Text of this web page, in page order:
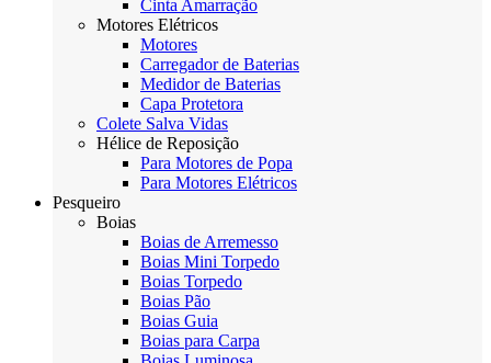
Cinta Amarração
Motores Elétricos
Motores
Carregador de Baterias
Medidor de Baterias
Capa Protetora
Colete Salva Vidas
Hélice de Reposição
Para Motores de Popa
Para Motores Elétricos
Pesqueiro
Boias
Boias de Arremesso
Boias Mini Torpedo
Boias Torpedo
Boias Pão
Boias Guia
Boias para Carpa